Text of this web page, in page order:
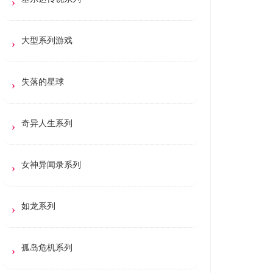
大型系列游戏
失落的星球
奇异人生系列
女神异闻录系列
如龙系列
孤岛危机系列